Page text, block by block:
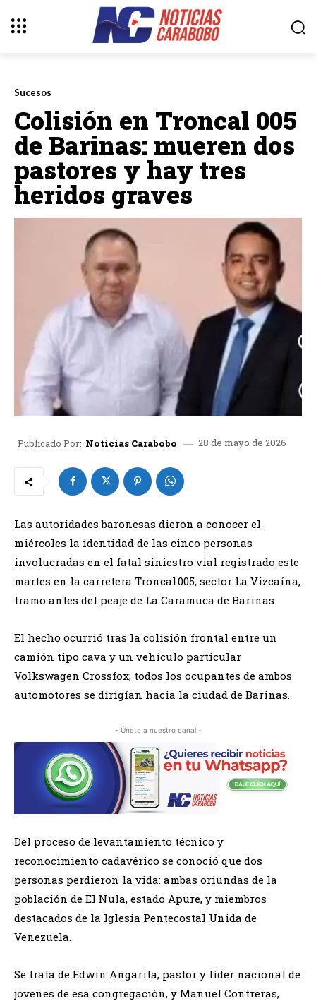
Sucesos
Colisión en Troncal 005
de Barinas: mueren dos
pastores y hay tres
heridos graves
Publicado Por: Noticias Carabobo 28 de mayo de 2026
Las autoridades baronesas dieron a conocer el
miércoles la identidad de las cinco personas
involucradas en el fatal siniestro vial registrado este
martes en la carretera Troncal 005, sector La Vizcaína,
tramo antes del peaje de La Caramuca de Barinas.
El hecho ocurrió tras la colisión frontal entre un
camión tipo cava y un vehículo particular
Volkswagen Crossfox; todos los ocupantes de ambos
automotores se dirigían hacia la ciudad de Barinas.
- Únete a nuestro canal -
Del proceso de levantamiento técnico y
reconocimiento cadavérico se conoció que dos
personas perdieron la vida: ambas oriundas de la
población de El Nula, estado Apure, y miembros
destacados de la Iglesia Pentecostal Unida de
Venezuela.
Se trata de Edwin Angarita, pastor y líder nacional de
jóvenes de esa congregación, y Manuel Contreras,